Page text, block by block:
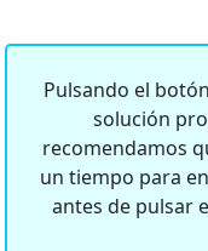
Pulsando el
solución
recomendamos
un tiempo para
antes de pulsar